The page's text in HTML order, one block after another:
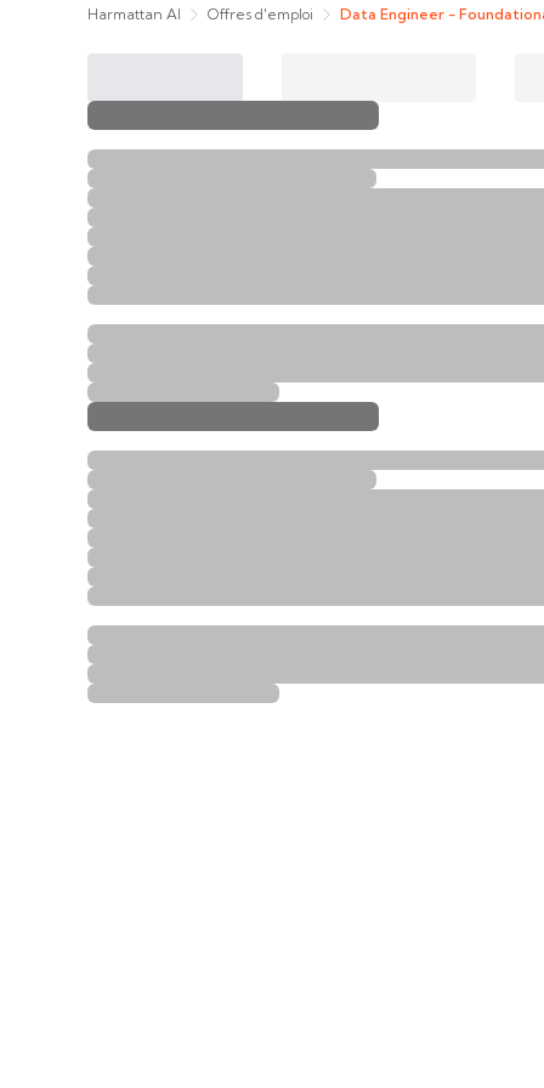
Harmattan AI Offres d'emploi Data Engineer -